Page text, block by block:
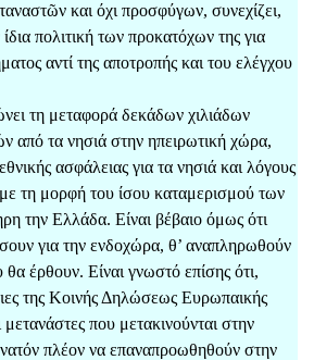
και όχι προσφύγων, συνεχίζει,
πολιτική των προκατόχων της για
αντί της αποτροπής και του ελέγχου
τη μεταφορά δεκάδων χιλιάδων
από τα νησιά στην ηπειρωτική χώρα,
ασφάλειας για τα νησιά και λόγους
τη μορφή του ίσου καταμερισμού των
την Ελλάδα. Είναι βέβαιο όμως ότι
για την ενδοχώρα, θ’ αναπληρωθούν
έρθουν. Είναι γνωστό επίσης ότι,
της Κοινής Δηλώσεως Ευρωπαικής
που μετακινούνται στην
πλέον να επαναπροωθηθούν στην